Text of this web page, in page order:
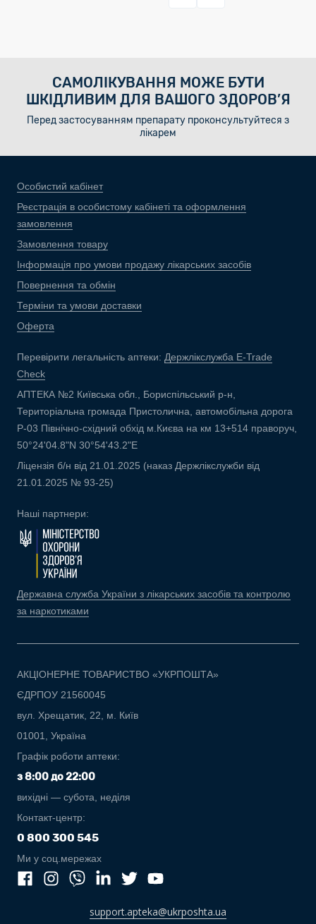
САМОЛІКУВАННЯ МОЖЕ БУТИ
ШКІДЛИВИМ ДЛЯ ВАШОГО ЗДОРОВ’Я
Перед застосуванням препарату проконсультуйтеся з
лікарем
Особистий кабінет
Реєстрація в особистому кабінеті та оформлення
замовлення
Замовлення товару
Інформація про умови продажу лікарських засобів
Повернення та обмін
Терміни та умови доставки
Оферта
Перевірити легальність аптеки: Держлікслужба E-Trade
Check
АПТЕКА №2 Київська обл., Бориспільський р-н,
Територіальна громада Пристолична, автомобільна дорога
Р-03 Північно-східний обхід м.Києва на км 13+514 праворуч,
50°24'04.8"N 30°54'43.2"E
Ліцензія б/н від 21.01.2025 (наказ Держлікслужби від
21.01.2025 № 93-25)
Наші партнери:
Державна служба України з лікарських засобів та контролю
за наркотиками
АКЦІОНЕРНЕ ТОВАРИСТВО «УКРПОШТА»
ЄДРПОУ 21560045
вул. Хрещатик, 22, м. Київ
01001, Україна
Графік роботи аптеки:
з 8:00 до 22:00
вихідні — субота, неділя
Контакт-центр:
0 800 300 545
Ми у соц.мережах
support.apteka@ukrposhta.ua